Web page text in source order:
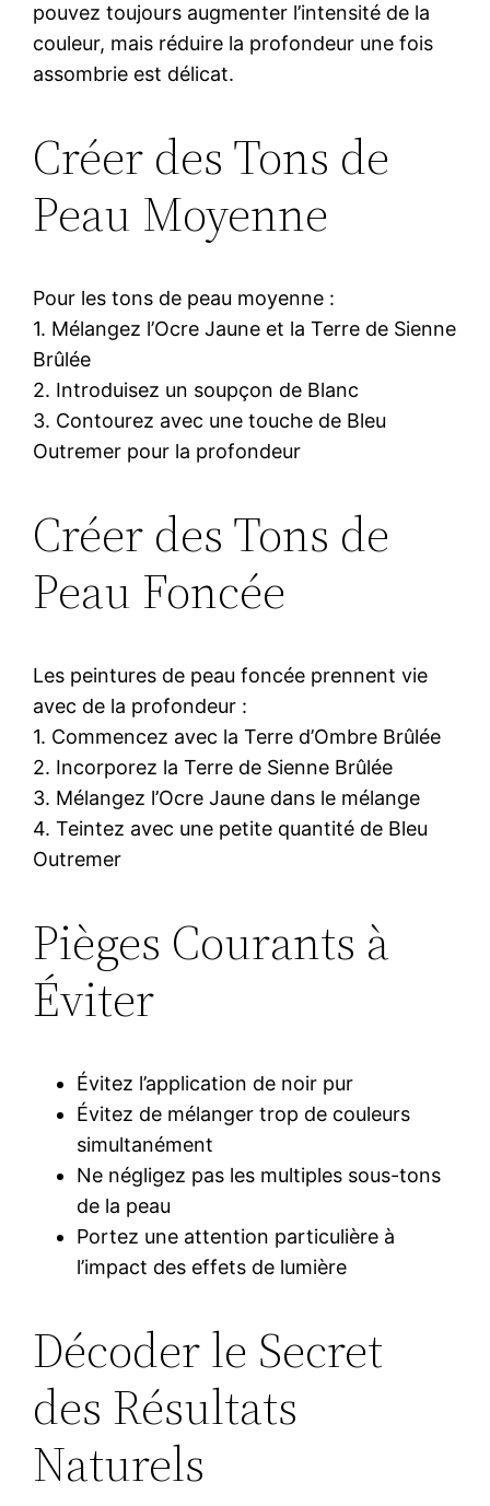
pouvez toujours augmenter l’intensité de la
couleur, mais réduire la profondeur une fois
assombrie est délicat.
Créer des Tons de
Peau Moyenne
Pour les tons de peau moyenne :
1. Mélangez l’Ocre Jaune et la Terre de Sienne
Brûlée
2. Introduisez un soupçon de Blanc
3. Contourez avec une touche de Bleu
Outremer pour la profondeur
Créer des Tons de
Peau Foncée
Les peintures de peau foncée prennent vie
avec de la profondeur :
1. Commencez avec la Terre d’Ombre Brûlée
2. Incorporez la Terre de Sienne Brûlée
3. Mélangez l’Ocre Jaune dans le mélange
4. Teintez avec une petite quantité de Bleu
Outremer
Pièges Courants à
Éviter
Évitez l’application de noir pur
Évitez de mélanger trop de couleurs
simultanément
Ne négligez pas les multiples sous-tons
de la peau
Portez une attention particulière à
l’impact des effets de lumière
Décoder le Secret
des Résultats
Naturels